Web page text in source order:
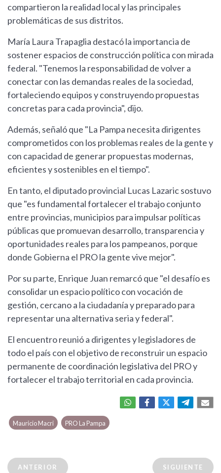
compartieron la realidad local y las principales
problemáticas de sus distritos.
María Laura Trapaglia destacó la importancia de
sostener espacios de construcción política con mirada
federal. "Tenemos la responsabilidad de volver a
conectar con las demandas reales de la sociedad,
fortaleciendo equipos y construyendo propuestas
concretas para cada provincia", dijo.
Además, señaló que "La Pampa necesita dirigentes
comprometidos con los problemas reales de la gente y
con capacidad de generar propuestas modernas,
eficientes y sostenibles en el tiempo".
En tanto, el diputado provincial Lucas Lazaric sostuvo
que "es fundamental fortalecer el trabajo conjunto
entre provincias, municipios para impulsar políticas
públicas que promuevan desarrollo, transparencia y
oportunidades reales para los pampeanos, porque
donde Gobierna el PRO la gente vive mejor".
Por su parte, Enrique Juan remarcó que "el desafío es
consolidar un espacio político con vocación de
gestión, cercano a la ciudadanía y preparado para
representar una alternativa seria y federal".
El encuentro reunió a dirigentes y legisladores de
todo el país con el objetivo de reconstruir un espacio
permanente de coordinación legislativa del PRO y
fortalecer el trabajo territorial en cada provincia.
Mauricio Macri PRO La Pampa
ANTERIOR SIGUIENTE